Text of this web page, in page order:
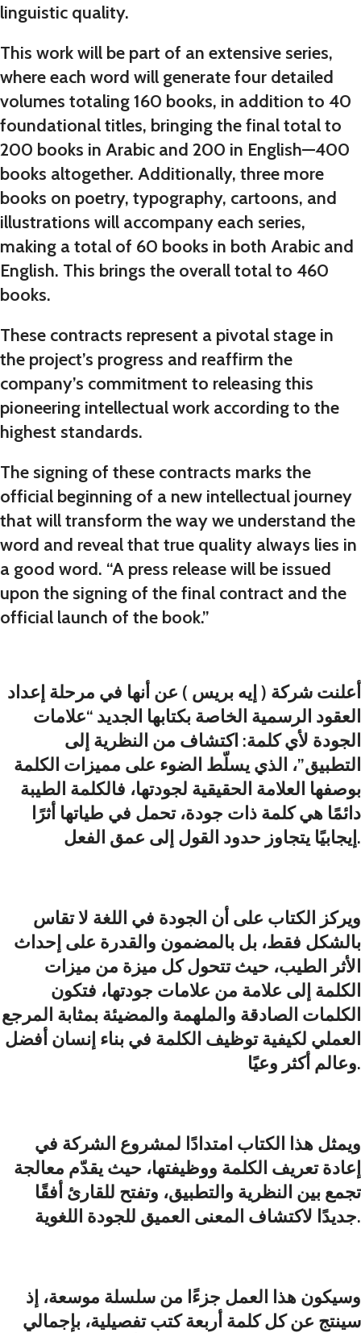
linguistic quality.
This work will be part of an extensive series,
where each word will generate four detailed
volumes totaling 160 books, in addition to 40
foundational titles, bringing the final total to
200 books in Arabic and 200 in English—400
books altogether. Additionally, three more
books on poetry, typography, cartoons, and
illustrations will accompany each series,
making a total of 60 books in both Arabic and
English. This brings the overall total to 460
books.
These contracts represent a pivotal stage in
the project’s progress and reaffirm the
company’s commitment to releasing this
pioneering intellectual work according to the
highest standards.
The signing of these contracts marks the
official beginning of a new intellectual journey
that will transform the way we understand the
word and reveal that true quality always lies in
a good word. “A press release will be issued
upon the signing of the final contract and the
official launch of the book.”
أعلنت شركة ( إيه بريس ) عن أنها في مرحلة إعداد
العقود الرسمية الخاصة بكتابها الجديد “علامات
الجودة لأي كلمة: اكتشاف من النظرية إلى
التطبيق”، الذي يسلّط الضوء على مميزات الكلمة
بوصفها العلامة الحقيقية لجودتها، فالكلمة الطيبة
دائمًا هي كلمة ذات جودة، تحمل في طياتها أثرًا
إيجابيًا يتجاوز حدود القول إلى عمق الفعل.
ويركز الكتاب على أن الجودة في اللغة لا تقاس
بالشكل فقط، بل بالمضمون والقدرة على إحداث
الأثر الطيب، حيث تتحول كل ميزة من ميزات
الكلمة إلى علامة من علامات جودتها، فتكون
الكلمات الصادقة والملهمة والمضيئة بمثابة المرجع
العملي لكيفية توظيف الكلمة في بناء إنسان أفضل
وعالم أكثر وعيًا.
ويمثل هذا الكتاب امتدادًا لمشروع الشركة في
إعادة تعريف الكلمة ووظيفتها، حيث يقدّم معالجة
تجمع بين النظرية والتطبيق، وتفتح للقارئ أفقًا
جديدًا لاكتشاف المعنى العميق للجودة اللغوية.
وسيكون هذا العمل جزءًا من سلسلة موسعة، إذ
سينتج عن كل كلمة أربعة كتب تفصيلية، بإجمالي